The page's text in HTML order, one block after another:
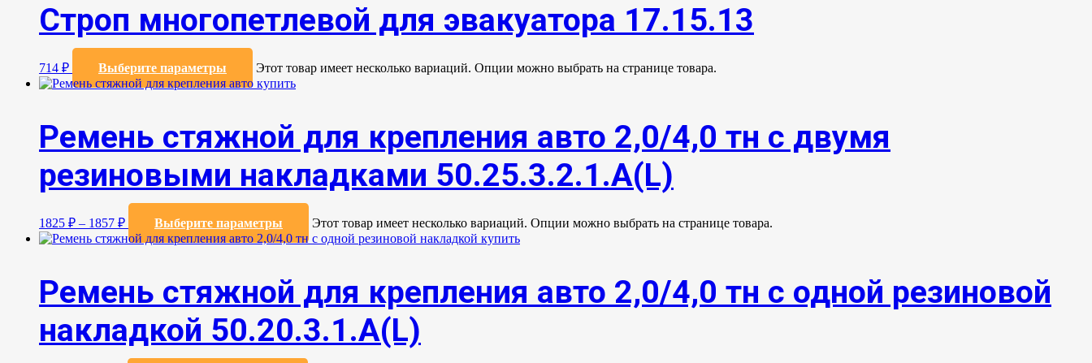
Строп многопетлевой для эвакуатора 17.15.13
714 ₽ Выберите параметры Этот товар имеет несколько вариаций. Опции можно выбрать на странице товара.
Ремень стяжной для крепления авто 2,0/4,0 тн с двумя
резиновыми накладками 50.25.3.2.1.А(L)
1825 ₽ – 1857 ₽ Выберите параметры Этот товар имеет несколько вариаций. Опции можно выбрать на странице товара.
Ремень стяжной для крепления авто 2,0/4,0 тн с одной резиновой
накладкой 50.20.3.1.А(L)